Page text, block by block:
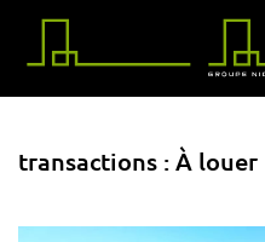
Passer au contenu principal
transactions :À louer